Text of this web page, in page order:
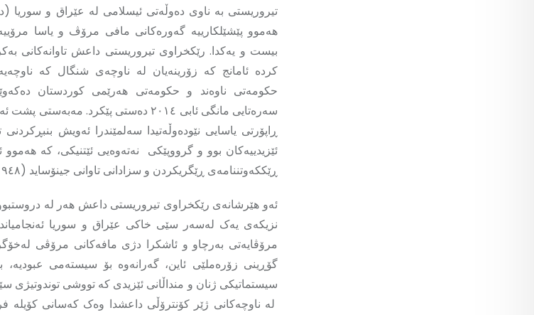
تیروریستی بە ناوی دەوڵەتی ئیسلامی لە عێراق و سوریا
هەموو پێشێلکارییە گەورەکانی مافی مرۆڤ و یاسا
بیست و یەکدا. رێکخراوی تیروریستی داعش تاوانەکانی
کردە ئامانج کە زۆرینەیان لە ناوچەی شنگال کە
حکومەتی ناوەند و حکومەتی هەرێمی کوردستان
سەرەتایی مانگی ئابی ٢٠١٤ دەستی پێکرد.
ڕاپۆرتی یاسایی نێودەوڵەتیدا سەلمێندرا ئەویش
ئێزیدییەکان بوو و گرووپێکی نەتەوەیی ئێتنیکی، کە
ڕێککەوتننامەی ڕێگریکردن و سزادانی تاوانی جینۆساید (١٩٤٨) هاتووە.
ئەو هێرشانەی رێکخراوی تیروریستی داعش هەر لە
نزیکەی یەک لەسەر سێی خاکی عێراق و سوریا
مرۆڤایەتی بەرچاو و ئاشکرا دژی مافەکانی مرۆڤی
گۆڕینی زۆرەملێی ئاین، گەرانەوە بۆ سیستەمی
سیستماتیکی ژنان و منداڵانی ئێزیدی کە تووشی توندوتیژی
لە ناوچەکانی ژێر کۆنترۆڵی داعشدا وەک کەسانی کۆیلە